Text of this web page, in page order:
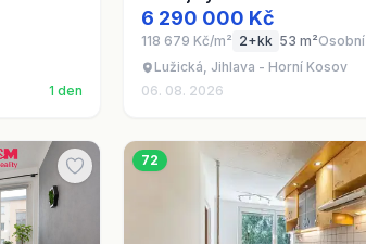
1 den
6 290 000 Kč
118 679 Kč/m² 2+kk 53 m²Osobní
Lužická, Jihlava - Horní Kosov
06. 08. 2026
72